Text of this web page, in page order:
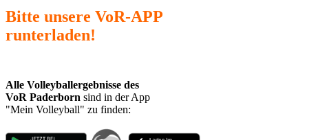
Bitte unsere VoR-APP
runterladen!
Alle Volleyballergebnisse des
VoR Paderborn sind in der App
"Mein Volleyball" zu finden: